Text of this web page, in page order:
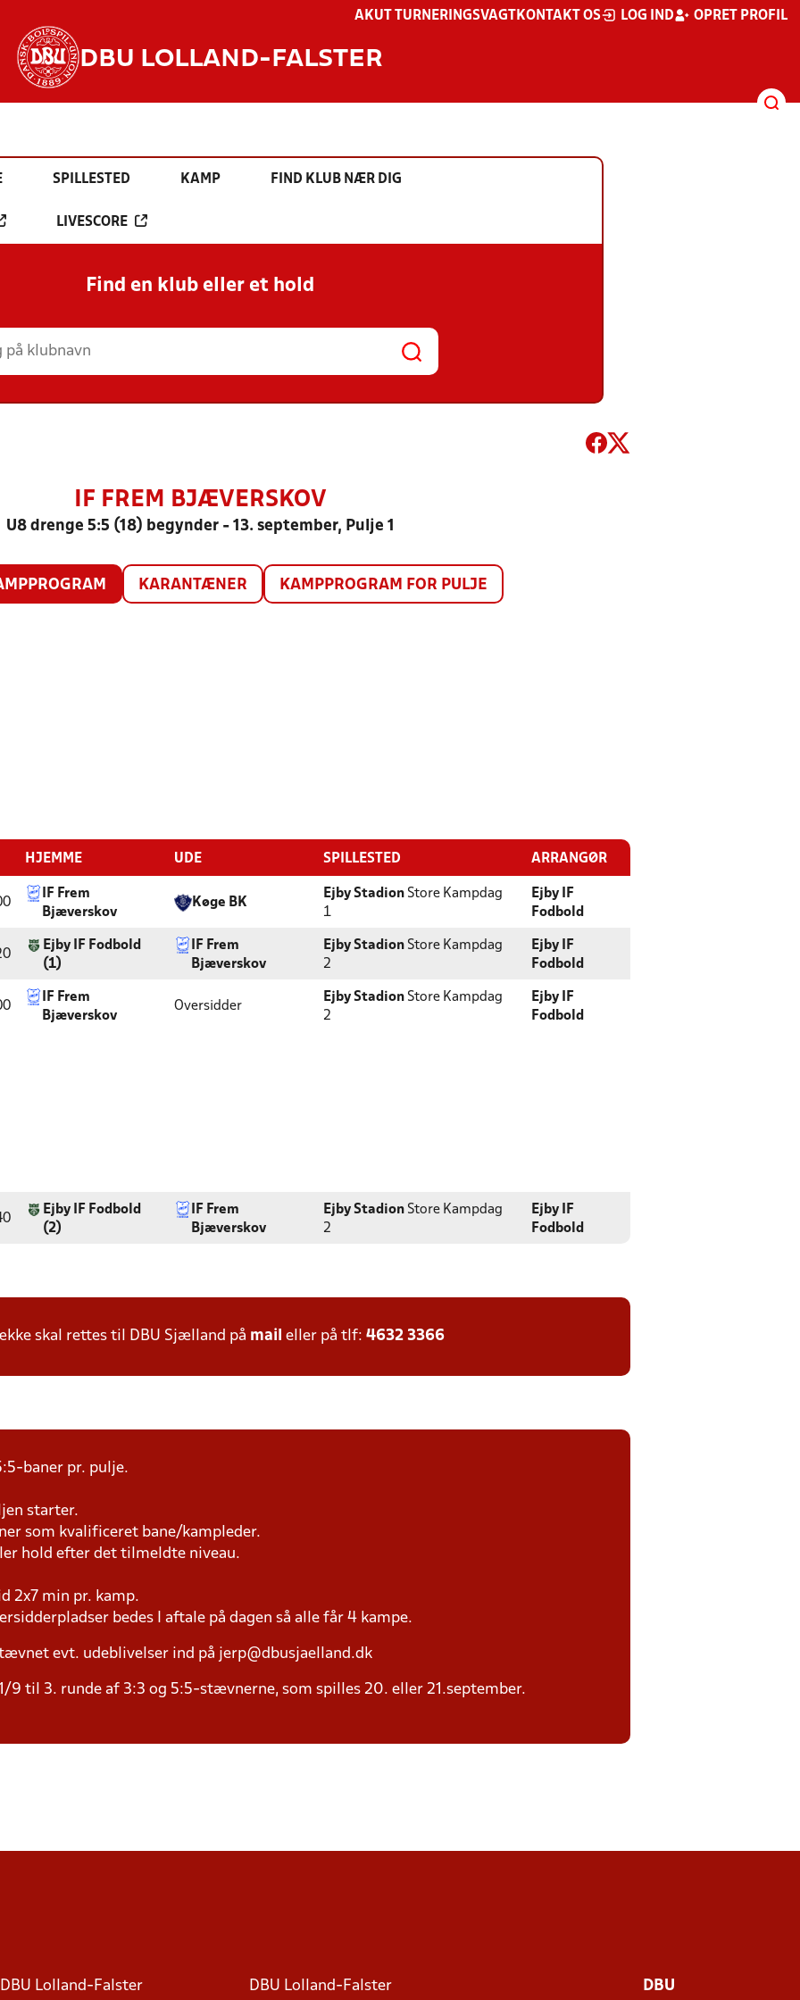
AKUT TURNERINGSVAGT KONTAKT OS LOG IND OPRET PROFIL
DBU LOLLAND-FALSTER
SPILLESTED KAMP FIND KLUB NÆR DIG
LIVESCORE
Find en klub eller et hold
IF FREM BJÆVERSKOV
U8 drenge 5:5 (18) begynder - 13. september, Pulje 1
KARANTÆNER KAMPPROGRAM FOR PULJE
HJEMME UDE SPILLESTED ARRANGØR
IF Frem
Bjæverskov
Køge BK
Ejby Stadion Store Kampdag
1
Ejby IF
Fodbold
Ejby IF Fodbold
(1)
IF Frem
Bjæverskov
Ejby Stadion Store Kampdag
2
Ejby IF
Fodbold
IF Frem
Bjæverskov
Oversidder
Ejby Stadion Store Kampdag
2
Ejby IF
Fodbold
Ejby IF Fodbold
(2)
IF Frem
Bjæverskov
Ejby Stadion Store Kampdag
2
Ejby IF
Fodbold
skal rettes til DBU Sjælland på mail eller på tlf: 4632 3366
baner pr. pulje.
starter.
som kvalificeret bane/kampleder.
hold efter det tilmeldte niveau.
2x7 min pr. kamp.
bedes I aftale på dagen så alle får 4 kampe.
evt. udeblivelser ind på jerp@dbusjaelland.dk
9 til 3. runde af 3:3 og 5:5-stævnerne, som spilles 20. eller 21.september.
Lolland-Falster DBU Lolland-Falster DBU